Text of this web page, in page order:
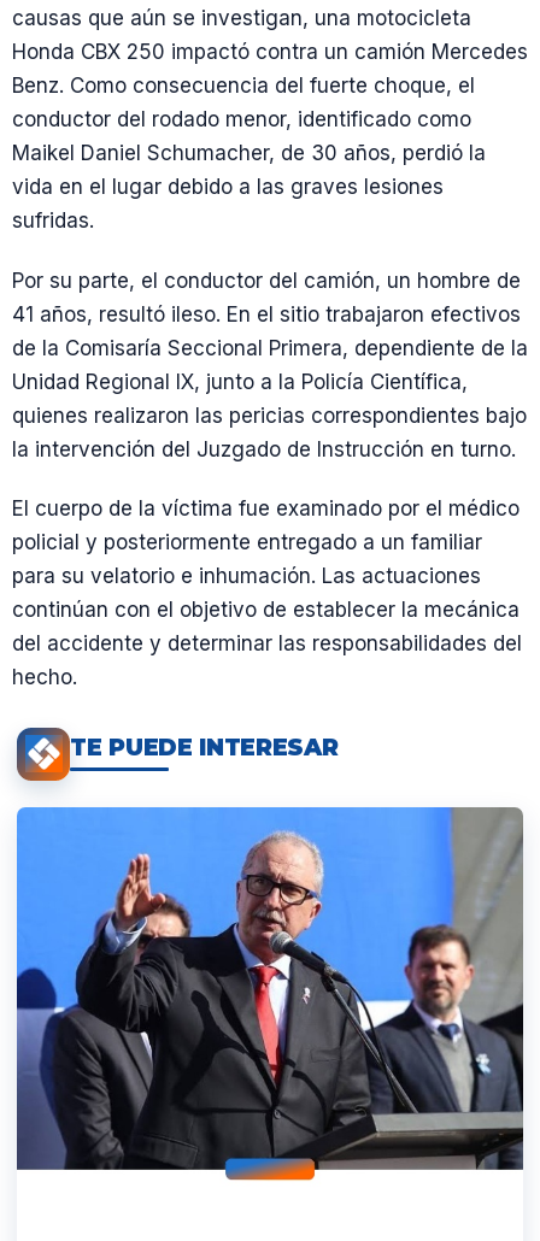
causas que aún se investigan, una motocicleta
Honda CBX 250 impactó contra un camión Mercedes
Benz. Como consecuencia del fuerte choque, el
conductor del rodado menor, identificado como
Maikel Daniel Schumacher, de 30 años, perdió la
vida en el lugar debido a las graves lesiones
sufridas.
Por su parte, el conductor del camión, un hombre de
41 años, resultó ileso. En el sitio trabajaron efectivos
de la Comisaría Seccional Primera, dependiente de la
Unidad Regional IX, junto a la Policía Científica,
quienes realizaron las pericias correspondientes bajo
la intervención del Juzgado de Instrucción en turno.
El cuerpo de la víctima fue examinado por el médico
policial y posteriormente entregado a un familiar
para su velatorio e inhumación. Las actuaciones
continúan con el objetivo de establecer la mecánica
del accidente y determinar las responsabilidades del
hecho.
TE PUEDE INTERESAR